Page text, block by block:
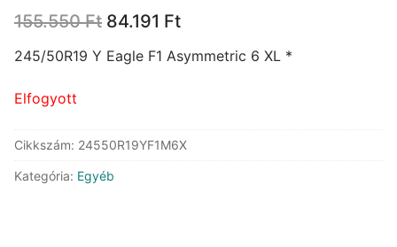
155.550Ft Original
was:
84.191 FtCurrent
is:
245/50R19 Y Eagle F1 Asymmetric 6 XL *
Elfogyott
Cikkszám: 24550R19YF1M6X
Kategória: Egyéb